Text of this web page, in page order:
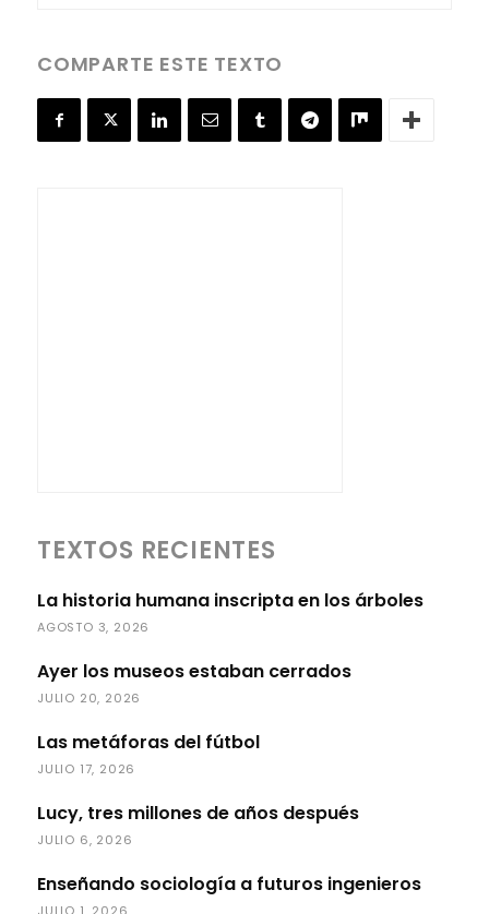
COMPARTE ESTE TEXTO
TEXTOS RECIENTES
La historia humana inscripta en los árboles
AGOSTO 3, 2026
Ayer los museos estaban cerrados
JULIO 20, 2026
Las metáforas del fútbol
JULIO 17, 2026
Lucy, tres millones de años después
JULIO 6, 2026
Enseñando sociología a futuros ingenieros